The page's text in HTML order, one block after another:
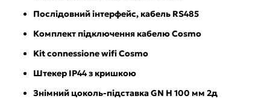
Послідовний інтерфейс, кабель RS485
Комплект підключення кабелю Cosmo
Kit connessione wifi Cosmo
Штекер IP44 з кришкою
Знімний цоколь-підставка GN H 100 мм 2д